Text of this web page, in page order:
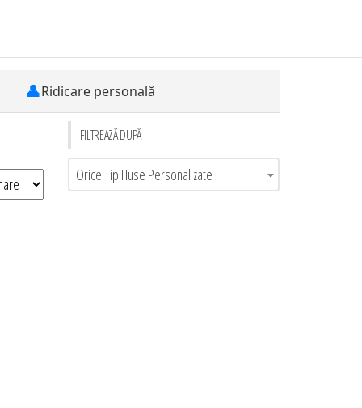
👤Ridicare personală
FILTREAZĂ DUPĂ
Orice Tip Huse Personalizate